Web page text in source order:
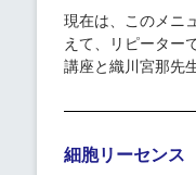
現在は、このメニ
えて、リピーター
講座と織川宮那先
細胞リーセン